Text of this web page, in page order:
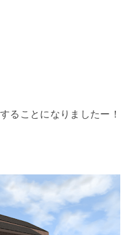
ることになりましたー！